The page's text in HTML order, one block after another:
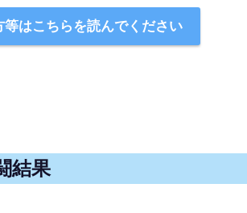
等はこちらを読んでください
結果